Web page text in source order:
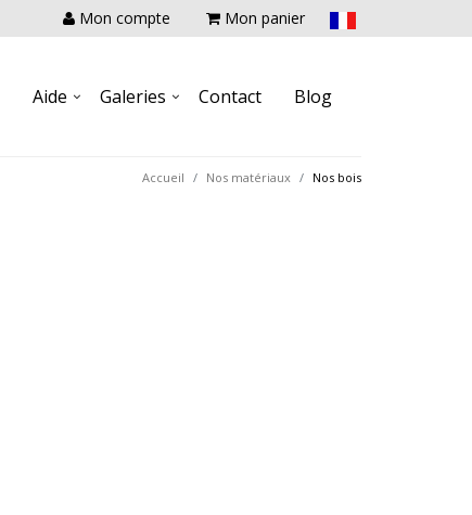
Mon compte Mon panier
Aide Galeries Contact Blog
Accueil Nos matériaux Nos bois